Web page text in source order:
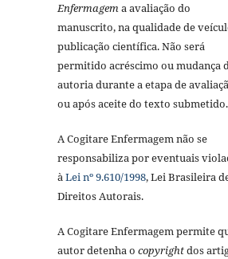
Enfermagema avaliação do
manuscrito, na qualidade de
publicação científica. Não será
permitido acréscimo ou mudança
autoria durante a etapa de
ou após aceite do texto submetido.
A Cogitare Enfermagem não se
responsabiliza por eventuais
àLei nº 9.610/1998, Lei Brasileira
Direitos Autorais.
A Cogitare Enfermagem permite
autor detenha o copyrightdos